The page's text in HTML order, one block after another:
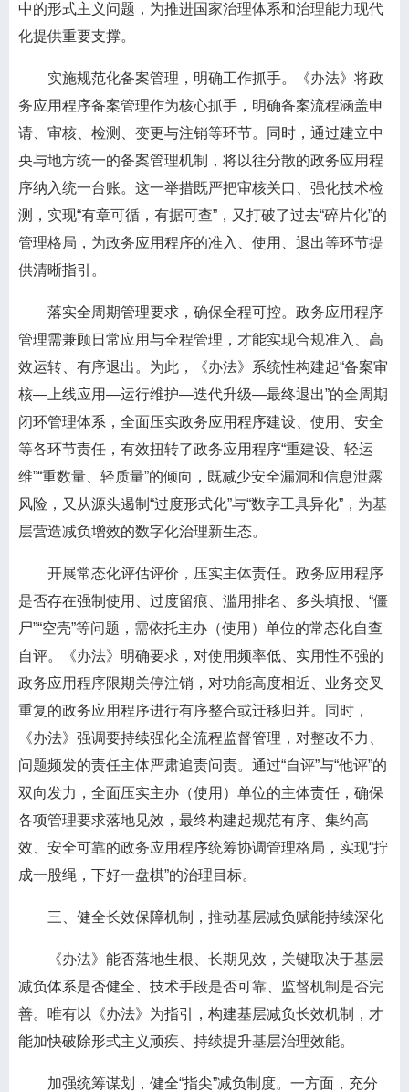
中的形式主义问题，为推进国家治理体系和治理能力现代
化提供重要支撑。
实施规范化备案管理，明确工作抓手。《办法》将政
务应用程序备案管理作为核心抓手，明确备案流程涵盖申
请、审核、检测、变更与注销等环节。同时，通过建立中
央与地方统一的备案管理机制，将以往分散的政务应用程
序纳入统一台账。这一举措既严把审核关口、强化技术检
测，实现“有章可循，有据可查”，又打破了过去“碎片化”的
管理格局，为政务应用程序的准入、使用、退出等环节提
供清晰指引。
落实全周期管理要求，确保全程可控。政务应用程序
管理需兼顾日常应用与全程管理，才能实现合规准入、高
效运转、有序退出。为此，《办法》系统性构建起“备案审
核—上线应用—运行维护—迭代升级—最终退出”的全周期
闭环管理体系，全面压实政务应用程序建设、使用、安全
等各环节责任，有效扭转了政务应用程序“重建设、轻运
维”“重数量、轻质量”的倾向，既减少安全漏洞和信息泄露
风险，又从源头遏制“过度形式化”与“数字工具异化”，为基
层营造减负增效的数字化治理新生态。
开展常态化评估评价，压实主体责任。政务应用程序
是否存在强制使用、过度留痕、滥用排名、多头填报、“僵
尸”“空壳”等问题，需依托主办（使用）单位的常态化自查
自评。《办法》明确要求，对使用频率低、实用性不强的
政务应用程序限期关停注销，对功能高度相近、业务交叉
重复的政务应用程序进行有序整合或迁移归并。同时，
《办法》强调要持续强化全流程监督管理，对整改不力、
问题频发的责任主体严肃追责问责。通过“自评”与“他评”的
双向发力，全面压实主办（使用）单位的主体责任，确保
各项管理要求落地见效，最终构建起规范有序、集约高
效、安全可靠的政务应用程序统筹协调管理格局，实现“拧
成一股绳，下好一盘棋”的治理目标。
三、健全长效保障机制，推动基层减负赋能持续深化
《办法》能否落地生根、长期见效，关键取决于基层
减负体系是否健全、技术手段是否可靠、监督机制是否完
善。唯有以《办法》为指引，构建基层减负长效机制，才
能加快破除形式主义顽疾、持续提升基层治理效能。
加强统筹谋划，健全“指尖”减负制度。一方面，充分